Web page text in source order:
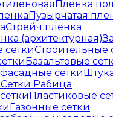
Пленка
Пузырчатая
Cтрейч пленка
Строительные
Базальтовые
Сетки Рабица
Пластиковые
Газонные сетки